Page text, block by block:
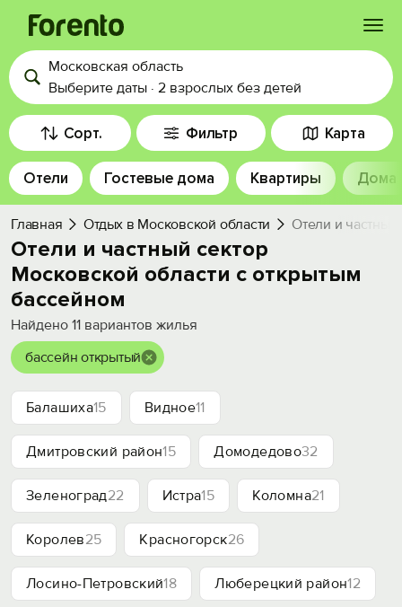
Войти
Избранное
История просмотра
Добавить свой объект
Московская область
Выберите даты · 2 взрослых без детей
Сорт. Фильтр Карта
Отели Гостевые дома Квартиры Дома
Главная Отдых в Московской области Отели и
Отели и частный сектор
Московской области с открытым
бассейном
Найдено 11 вариантов жилья
бассейн открытый
Балашиха15 Видное11
Дмитровский район15 Домодедово32
Зеленоград22 Истра15 Коломна21
Королев25 Красногорск26
Лосино-Петровский18 Люберецкий район12